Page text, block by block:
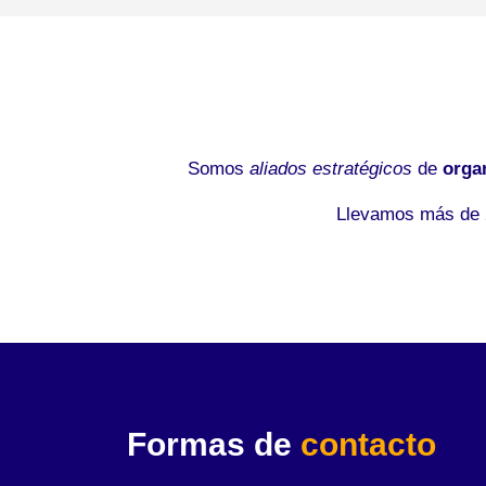
Somos aliados estratégicos de
Llevamos más
Formas de contacto